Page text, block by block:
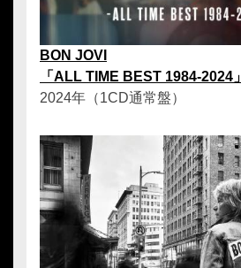
BON JOVI
「ALL TIME BEST 1984-2024」
2024年（1CD通常盤）